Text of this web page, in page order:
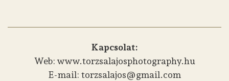
Kapcsolat:
Web: www.torzsalajosphotography.hu
E-mail: torzsalajos@gmail.com